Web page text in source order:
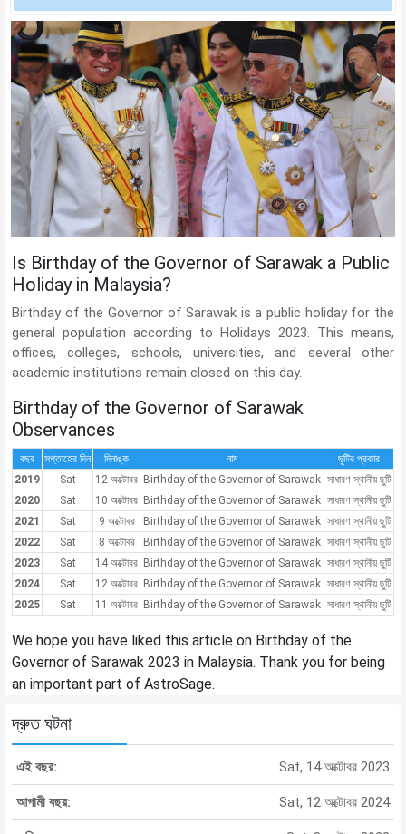
Is Birthday of the Governor of Sarawak a Public
Holiday in Malaysia?
Birthday of the Governor of Sarawak is a public holiday for the
general population according to Holidays 2023. This means,
offices, colleges, schools, universities, and several other
academic institutions remain closed on this day.
Birthday of the Governor of Sarawak
Observances
বছর সপ্তাহের দিন দিনাঙ্ক নাম
ছুটির প্রকার
2019
Sat 12 অক্টোবর Birthday of the Governor of Sarawak সাধারণ স্থানীয় ছুটি
2020
Sat 10 অক্টোবর Birthday of the Governor of Sarawak সাধারণ স্থানীয় ছুটি
2021
Sat 9 অক্টোবর Birthday of the Governor of Sarawak সাধারণ স্থানীয় ছুটি
2022
Sat 8 অক্টোবর Birthday of the Governor of Sarawak সাধারণ স্থানীয় ছুটি
2023
Sat 14 অক্টোবর Birthday of the Governor of Sarawak সাধারণ স্থানীয় ছুটি
2024
Sat 12 অক্টোবর Birthday of the Governor of Sarawak সাধারণ স্থানীয় ছুটি
2025
Sat 11 অক্টোবর Birthday of the Governor of Sarawak সাধারণ স্থানীয় ছুটি
We hope you have liked this article on Birthday of the
Governor of Sarawak 2023 in Malaysia. Thank you for being
an important part of AstroSage.
দ্রুত ঘটনা
এই বছর: Sat, 14 অক্টোবর 2023
আগামী বছর: Sat, 12 অক্টোবর 2024